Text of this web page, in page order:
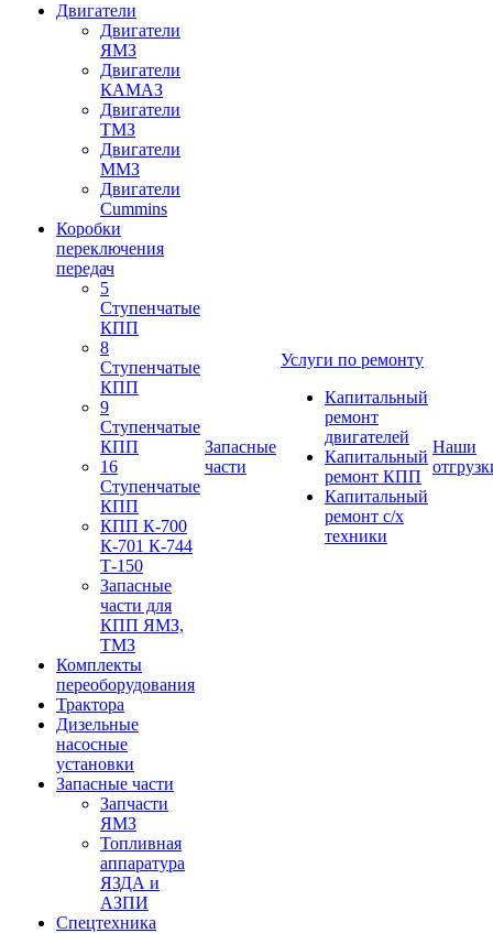
Двигатели
Двигатели
ЯМЗ
Двигатели
КАМАЗ
Двигатели
ТМЗ
Двигатели
ММЗ
Двигатели
Cummins
Коробки
переключения
передач
5
Ступенчатые
КПП
8
Ступенчатые
КПП
9
Ступенчатые
КПП
16
Ступенчатые
КПП
КПП К-700
К-701 К-744
Т-150
Запасные
части для
КПП ЯМЗ,
ТМЗ
Комплекты
переоборудования
Трактора
Дизельные
насосные
установки
Запасные части
Запчасти
ЯМЗ
Топливная
аппаратура
ЯЗДА и
АЗПИ
Спецтехника
Запасные
части
Услуги по ремонту
Капитальный
ремонт
двигателей
Капитальный
ремонт КПП
Капитальный
ремонт с/х
техники
Наши